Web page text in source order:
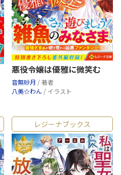
悪役令嬢は優雅に微笑む
音無砂月 / 著者
八美☆わん / イラスト
レジーナブックス